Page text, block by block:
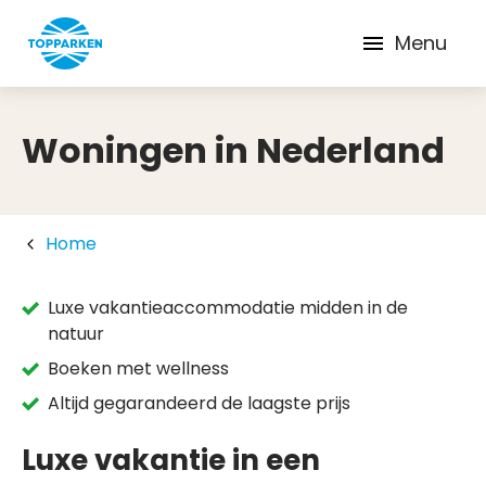
Menu
Woningen in Nederland
Home
Luxe vakantieaccommodatie midden in de
natuur
Boeken met wellness
Altijd gegarandeerd de laagste prijs
Luxe vakantie in een